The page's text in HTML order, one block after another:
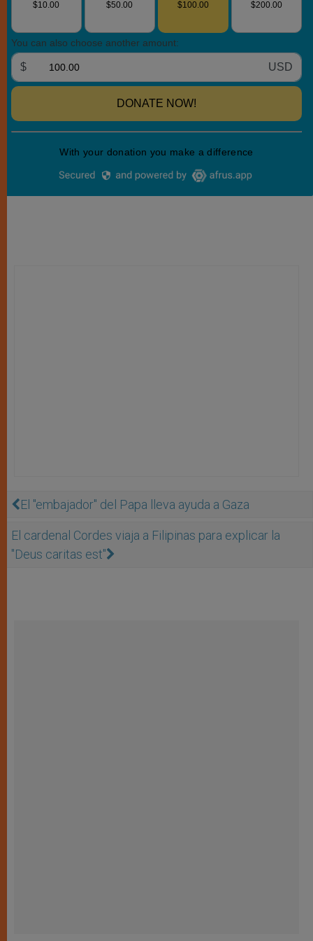
El "embajador" del Papa lleva ayuda a Gaza
El cardenal Cordes viaja a Filipinas para explicar la
"Deus caritas est"